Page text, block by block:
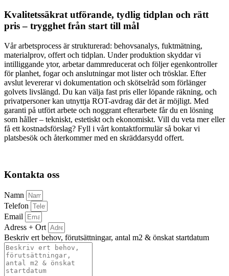
Kvalitetssäkrat utförande, tydlig tidplan och rätt
pris – trygghet från start till mål
Vår arbetsprocess är strukturerad: behovsanalys, fuktmätning,
materialprov, offert och tidplan. Under produktion skyddar vi
intilliggande ytor, arbetar dammreducerat och följer egenkontroller
för planhet, fogar och anslutningar mot lister och trösklar. Efter
avslut levererar vi dokumentation och skötselråd som förlänger
golvets livslängd. Du kan välja fast pris eller löpande räkning, och
privatpersoner kan utnyttja ROT-avdrag där det är möjligt. Med
garanti på utfört arbete och noggrant efterarbete får du en lösning
som håller – tekniskt, estetiskt och ekonomiskt. Vill du veta mer eller
få ett kostnadsförslag? Fyll i vårt kontaktformulär så bokar vi
platsbesök och återkommer med en skräddarsydd offert.
Kontakta oss
Namn
Telefon
Email
Adress + Ort
Beskriv ert behov, förutsättningar, antal m2 & önskat startdatum